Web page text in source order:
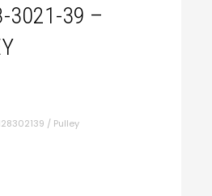
3021-39 –
/ Pulley